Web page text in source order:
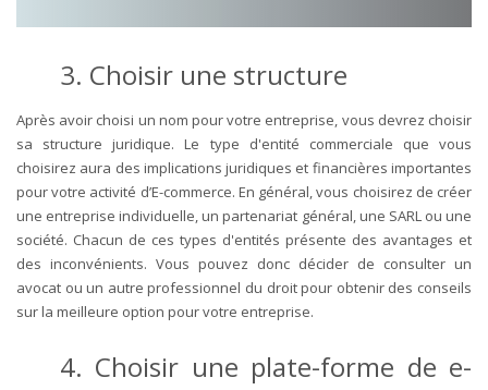
3. Choisir une structure
Après avoir choisi un nom pour votre entreprise, vous devrez choisir
sa structure juridique. Le type d'entité commerciale que vous
choisirez aura des implications juridiques et financières importantes
pour votre activité d’E-commerce. En général, vous choisirez de créer
une entreprise individuelle, un partenariat général, une SARL ou une
société. Chacun de ces types d'entités présente des avantages et
des inconvénients. Vous pouvez donc décider de consulter un
avocat ou un autre professionnel du droit pour obtenir des conseils
sur la meilleure option pour votre entreprise.
4. Choisir une plate-forme de e-